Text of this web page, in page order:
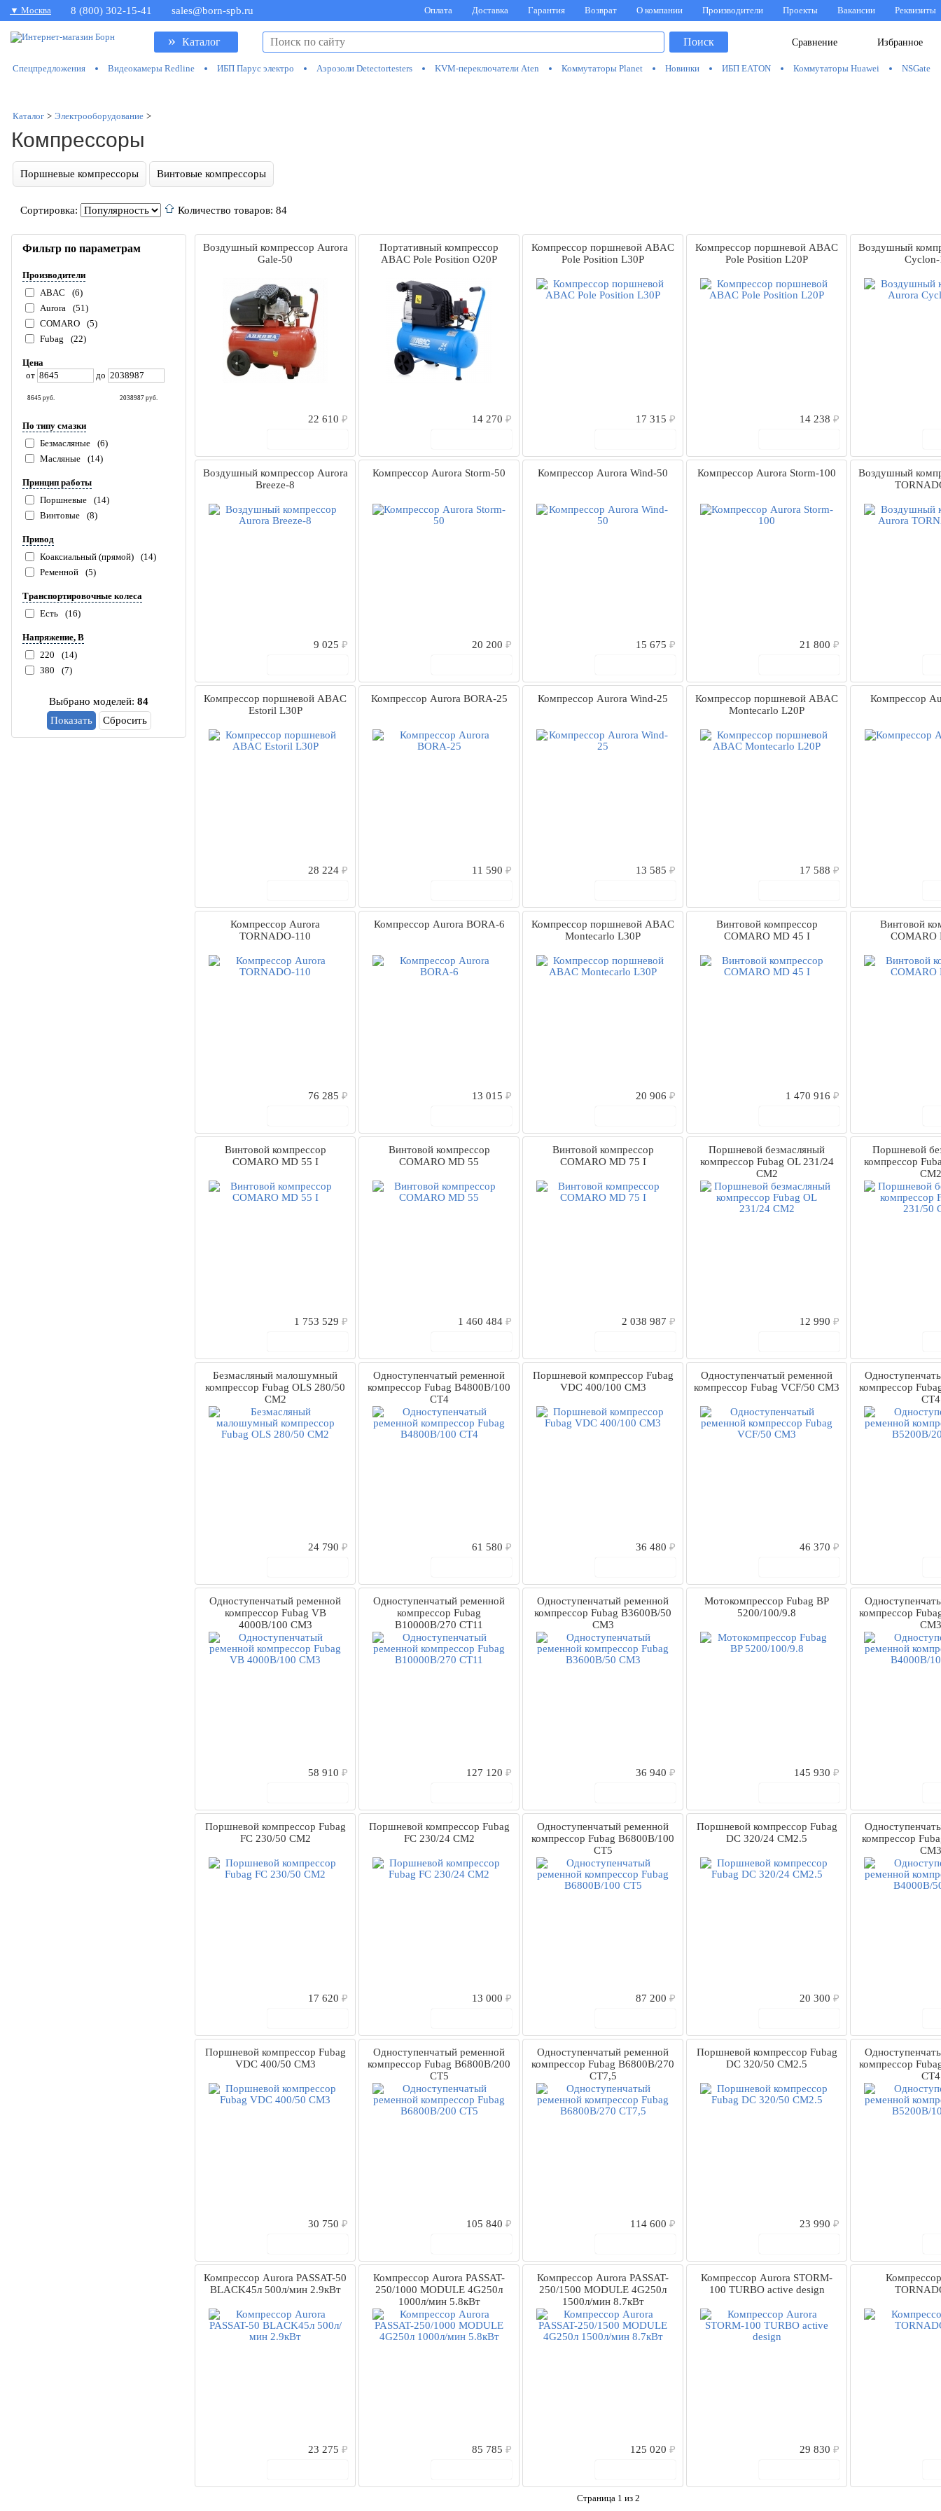
▼ Москва 8 (800) 302-15-41 sales@born-spb.ru Оплата Доставка Гарантия Возврат О компании Производители Проекты Вакансии Реквизиты
» Каталог Избранное
Сравнение
Поиск
Спецпредложения Видеокамеры Redline ИБП Парус электро Аэрозоли Detectortesters KVM-переключатели Aten Коммутаторы Planet Новинки ИБП EATON Коммутаторы Huawei NSGate
Каталог > Электрооборудование >
Компрессоры
Поршневые компрессоры Винтовые компрессоры
Сортировка: Количество товаров: 84
Фильтр по параметрам
Производители
ABAC
(6)
Aurora
(51)
COMARO
(5)
Fubag
(22)
Цена
от
до
8645 руб. 2038987 руб.
По типу смазки
Безмасляные
(6)
Масляные
(14)
Принцип работы
Поршневые
(14)
Винтовые
(8)
Привод
Коаксиальный (прямой)
(14)
Ременной
(5)
Транспортировочные колеса
Есть
(16)
Напряжение, В
220
(14)
380
(7)
Выбрано моделей: 84
Сбросить
Воздушный компрессор Aurora
Gale-50
22 610 ₽
Портативный компрессор
ABAC Pole Position O20P
14 270 ₽
Компрессор поршневой ABAC
Pole Position L30P
17 315 ₽
Компрессор поршневой ABAC
Pole Position L20P
14 238 ₽
Воздушный
Воздушный компрессор Aurora
Breeze-8
9 025 ₽
Компрессор Aurora Storm-50
20 200 ₽
Компрессор Aurora Wind-50
15 675 ₽
Компрессор Aurora Storm-100
21 800 ₽
Воздушный
Компрессор поршневой ABAC
Estoril L30P
28 224 ₽
Компрессор Aurora BORA-25
11 590 ₽
Компрессор Aurora Wind-25
13 585 ₽
Компрессор поршневой ABAC
Montecarlo L20P
17 588 ₽
Компрессор
Компрессор Aurora
TORNADO-110
76 285 ₽
Компрессор Aurora BORA-6
13 015 ₽
Компрессор поршневой ABAC
Montecarlo L30P
20 906 ₽
Винтовой компрессор
COMARO MD 45 I
1 470 916 ₽
Винтовой
COMARO
Винтовой компрессор
COMARO MD 55 I
1 753 529 ₽
Винтовой компрессор
COMARO MD 55
1 460 484 ₽
Винтовой компрессор
COMARO MD 75 I
2 038 987 ₽
Поршневой безмасляный
компрессор Fubag OL 231/24
CM2
12 990 ₽
Поршневой
компрессор
CM2
Безмасляный малошумный
компрессор Fubag OLS 280/50
CM2
24 790 ₽
Одноступенчатый ременной
компрессор Fubag В4800В/100
СТ4
61 580 ₽
Поршневой компрессор Fubag
VDC 400/100 CM3
36 480 ₽
Одноступенчатый ременной
компрессор Fubag VCF/50 СM3
46 370 ₽
компрессор
СТ4
Одноступенчатый ременной
компрессор Fubag VB
4000B/100 CM3
58 910 ₽
Одноступенчатый ременной
компрессор Fubag
B10000B/270 CT11
127 120 ₽
Одноступенчатый ременной
компрессор Fubag B3600B/50
CM3
36 940 ₽
Мотокомпрессор Fubag BP
5200/100/9.8
145 930 ₽
компрессор
СМ3
Поршневой компрессор Fubag
FС 230/50 CM2
17 620 ₽
Поршневой компрессор Fubag
FС 230/24 CM2
13 000 ₽
Одноступенчатый ременной
компрессор Fubag B6800B/100
СТ5
87 200 ₽
Поршневой компрессор Fubag
DС 320/24 CM2.5
20 300 ₽
компрессор
СМ3
Поршневой компрессор Fubag
VDC 400/50 CM3
30 750 ₽
Одноступенчатый ременной
компрессор Fubag B6800B/200
СТ5
105 840 ₽
Одноступенчатый ременной
компрессор Fubag B6800B/270
CT7,5
114 600 ₽
Поршневой компрессор Fubag
DС 320/50 CM2.5
23 990 ₽
компрессор
СТ4
Компрессор Aurora PASSAT-50
BLACK45л 500л/мин 2.9кВт
23 275 ₽
Компрессор Aurora PASSAT-
250/1000 MODULE 4G250л
1000л/мин 5.8кВт
85 785 ₽
Компрессор Aurora PASSAT-
250/1500 MODULE 4G250л
1500л/мин 8.7кВт
125 020 ₽
Компрессор Aurora STORM-
100 TURBO active design
29 830 ₽
Страница 1 из 2